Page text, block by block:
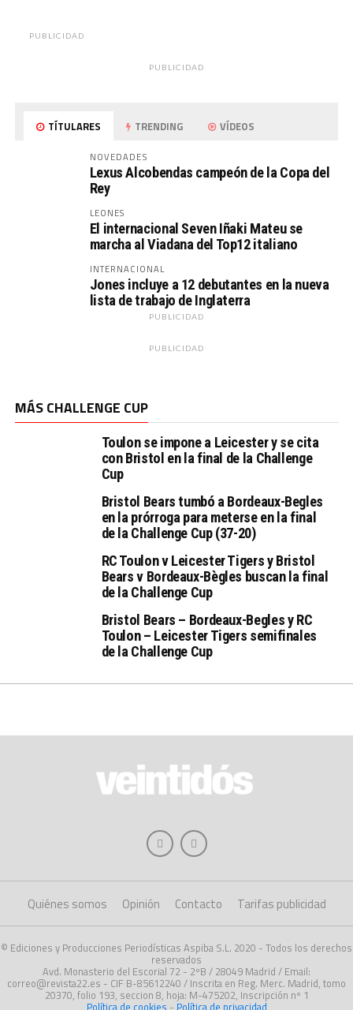
PUBLICIDAD
PUBLICIDAD
TÍTULARES TRENDING VÍDEOS
NOVEDADES
Lexus Alcobendas campeón de la Copa del
Rey
LEONES
El internacional Seven Iñaki Mateu se
marcha al Viadana del Top12 italiano
INTERNACIONAL
Jones incluye a 12 debutantes en la nueva
lista de trabajo de Inglaterra
PUBLICIDAD
PUBLICIDAD
MÁS CHALLENGE CUP
Toulon se impone a Leicester y se cita
con Bristol en la final de la Challenge
Cup
Bristol Bears tumbó a Bordeaux-Begles
en la prórroga para meterse en la final
de la Challenge Cup (37-20)
RC Toulon v Leicester Tigers y Bristol
Bears v Bordeaux-Bègles buscan la final
de la Challenge Cup
Bristol Bears – Bordeaux-Begles y RC
Toulon – Leicester Tigers semifinales
de la Challenge Cup
Quiénes somos Opinión Contacto Tarifas publicidad
© Ediciones y Producciones Periodísticas Aspiba S.L. 2020 - Todos los derechos
reservados
Avd. Monasterio del Escorial 72 - 2ºB / 28049 Madrid / Email:
correo@revista22.es - CIF B-85612240 / Inscrita en Reg. Merc. Madrid, tomo
20370, folio 193, seccion 8, hoja: M-475202, Inscripción nº 1